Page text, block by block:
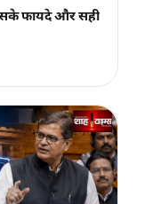
फायदे और सही